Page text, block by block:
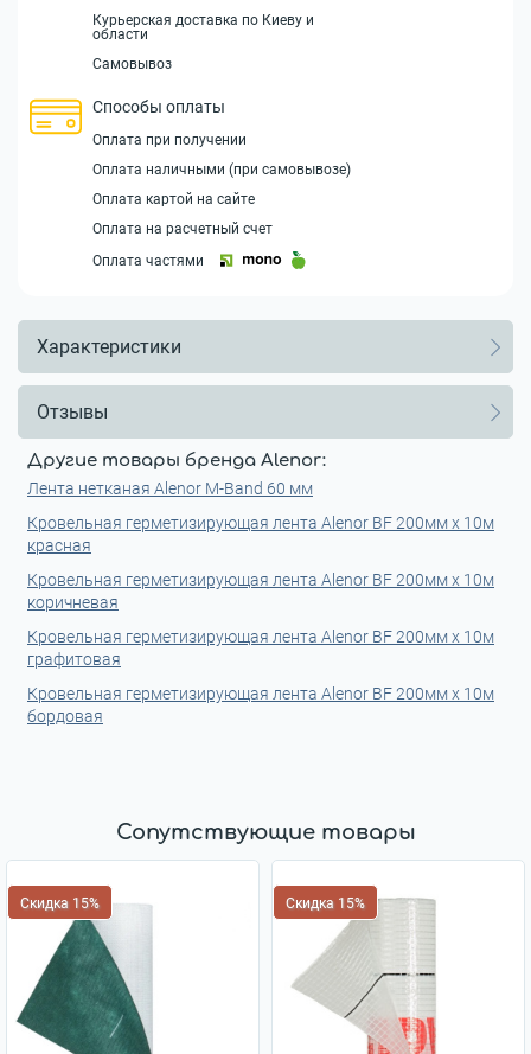
Курьерская доставка по Киеву и
области
Самовывоз
Способы оплаты
Оплата при получении
Оплата наличными (при самовывозе)
Оплата картой на сайте
Оплата на расчетный счет
Оплата частями
Характеристики
Отзывы
Другие товары бренда Alenor:
Лента нетканая Alenor M-Band 60 мм
Кровельная герметизирующая лента Alenor BF 200мм x 10м
красная
Кровельная герметизирующая лента Alenor BF 200мм x 10м
коричневая
Кровельная герметизирующая лента Alenor BF 200мм x 10м
графитовая
Кровельная герметизирующая лента Alenor BF 200мм x 10м
бордовая
Сопутствующие товары
Скидка 15% Скидка 15%